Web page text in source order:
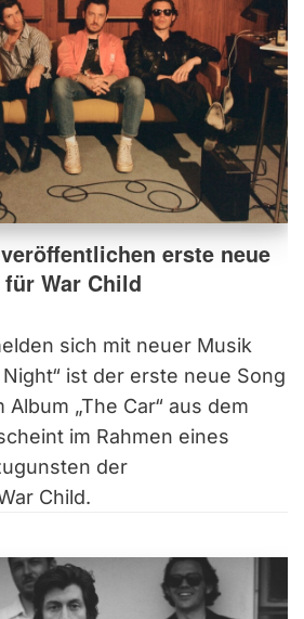
erste neue
War Child
sich mit neuer Musik
ist der erste neue Song
„The Car“ aus dem
im Rahmen eines
der
Child.